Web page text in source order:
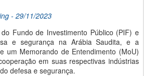
- 29/11/2023
Fundo de Investimento Público (PIF) e
e segurança na Arábia Saudita, e a
um Memorando de Entendimento (MoU)
em suas respectivas indústrias
defesa e segurança.